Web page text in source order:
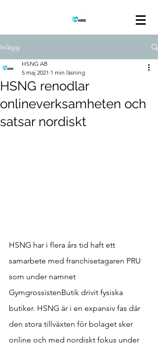
Inlägg
HSNG renodlar
onlineverksamheten och
satsar nordiskt
HSNG AB
5 maj 2021 1 min läsning
HSNG har i flera års tid haft ett
samarbete med franchisetagaren PRU
som under namnet
GymgrossistenButik drivit fysiska
butiker. HSNG är i en expansiv fas där
den stora tillväxten för bolaget sker
online och med nordiskt fokus under